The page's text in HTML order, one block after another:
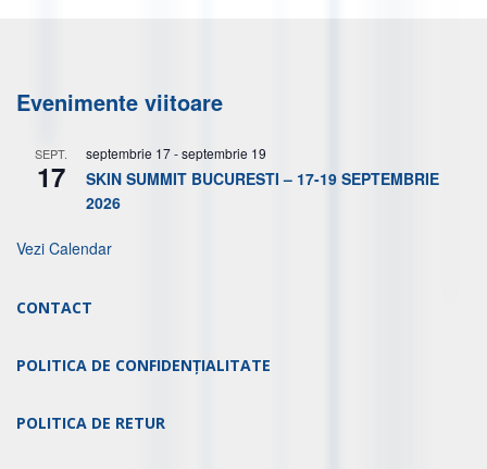
Evenimente viitoare
SEPT.
17
septembrie 17-septembrie 19
SKIN SUMMIT BUCURESTI – 17-19 SEPTEMBRIE
2026
Vezi Calendar
CONTACT
POLITICA DE CONFIDENȚIALITATE
POLITICA DE RETUR